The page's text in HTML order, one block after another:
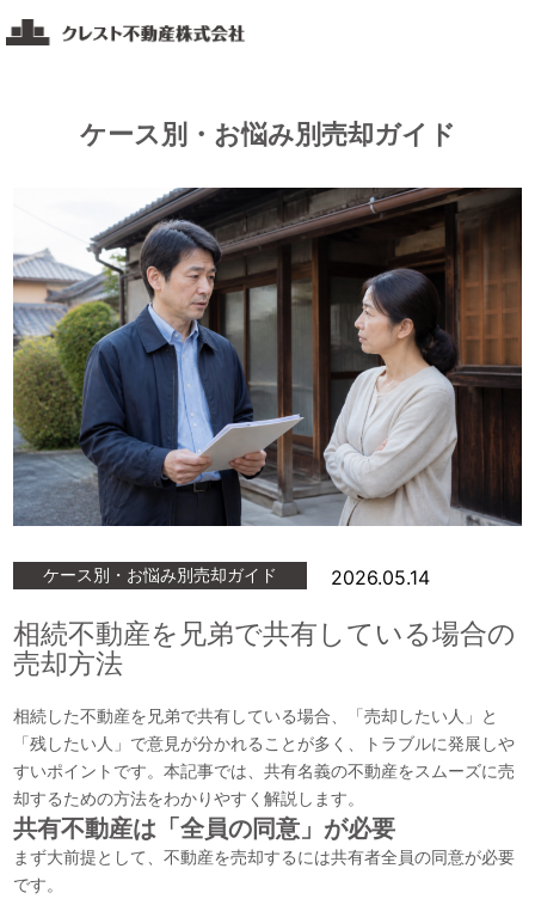
ン
ッ
プ
ク
岡
山・
広
島
エ
リ
ア
の
不
動
ケース別・お悩み別売却ガイド
ケース別・お悩み別売却ガイド 2026.05.14
相続不動産を兄弟で共有している場合の
売却方法
相続した不動産を兄弟で共有している場合、「売却したい人」と
「残したい人」で意見が分かれることが多く、トラブルに発展しや
すいポイントです。本記事では、共有名義の不動産をスムーズに売
却するための方法をわかりやすく解説します。
共有不動産は「全員の同意」が必要
まず大前提として、不動産を売却するには共有者全員の同意が必要
です。